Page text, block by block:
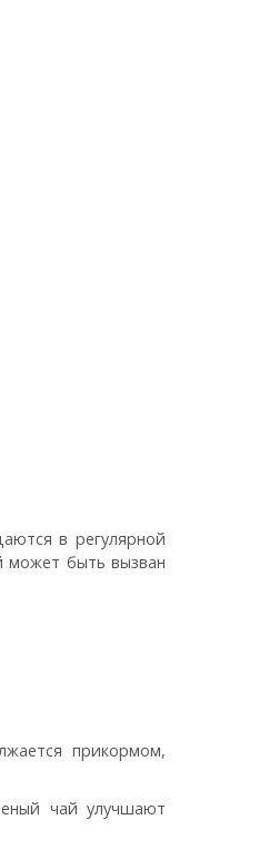
в регулярной
может быть вызван
прикормом,
чай улучшают